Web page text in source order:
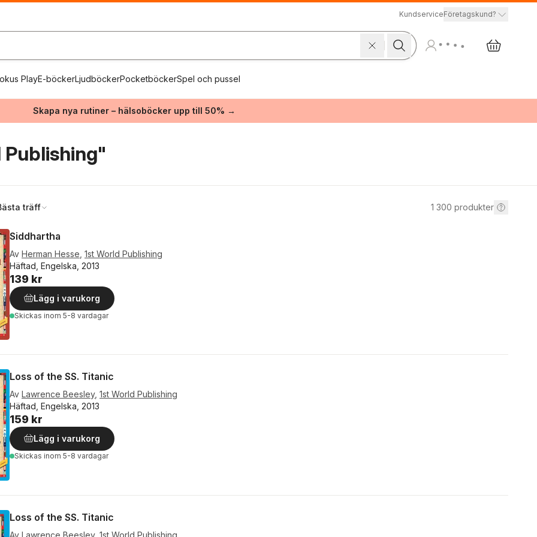
KundserviceFöretagskund?
PlayE-böckerLjudböckerPocketböckerSpel och pussel
Skapa nya rutiner – hälsoböcker upp till 50% →
Publishing"
träff 1 300 produkter
Siddhartha
Av Herman Hesse 1st World Publishing
Häftad, Engelska, 2013
139 kr
Lägg i varukorg
Skickas inom 5-8 vardagar
Loss of the SS. Titanic
Av Lawrence Beesley, 1st World Publishing
Häftad, Engelska, 2013
159 kr
Lägg i varukorg
Skickas inom 5-8 vardagar
Loss of the SS. Titanic
Av Lawrence Beesley, 1st World Publishing